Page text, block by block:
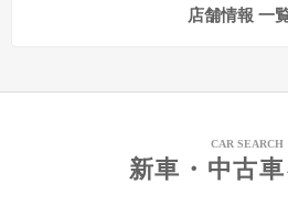
店舗情報 一
CAR SEARCH
新車・中古